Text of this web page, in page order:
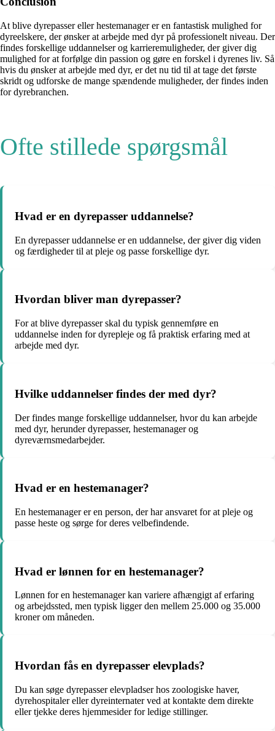
At blive dyrepasser eller hestemanager er en fantastisk mulighed for
dyreelskere, der ønsker at arbejde med dyr på professionelt niveau. Der
findes forskellige uddannelser og karrieremuligheder, der giver dig
mulighed for at forfølge din passion og gøre en forskel i dyrenes liv. Så
hvis du ønsker at arbejde med dyr, er det nu tid til at tage det første
skridt og udforske de mange spændende muligheder, der findes inden
for dyrebranchen.
Ofte stillede spørgsmål
Hvad er en dyrepasser uddannelse?
En dyrepasser uddannelse er en uddannelse, der giver dig viden
og færdigheder til at pleje og passe forskellige dyr.
Hvordan bliver man dyrepasser?
For at blive dyrepasser skal du typisk gennemføre en
uddannelse inden for dyrepleje og få praktisk erfaring med at
arbejde med dyr.
Hvilke uddannelser findes der med dyr?
Der findes mange forskellige uddannelser, hvor du kan arbejde
med dyr, herunder dyrepasser, hestemanager og
dyreværnsmedarbejder.
Hvad er en hestemanager?
En hestemanager er en person, der har ansvaret for at pleje og
passe heste og sørge for deres velbefindende.
Hvad er lønnen for en hestemanager?
Lønnen for en hestemanager kan variere afhængigt af erfaring
og arbejdssted, men typisk ligger den mellem 25.000 og 35.000
kroner om måneden.
Hvordan fås en dyrepasser elevplads?
Du kan søge dyrepasser elevpladser hos zoologiske haver,
dyrehospitaler eller dyreinternater ved at kontakte dem direkte
eller tjekke deres hjemmesider for ledige stillinger.